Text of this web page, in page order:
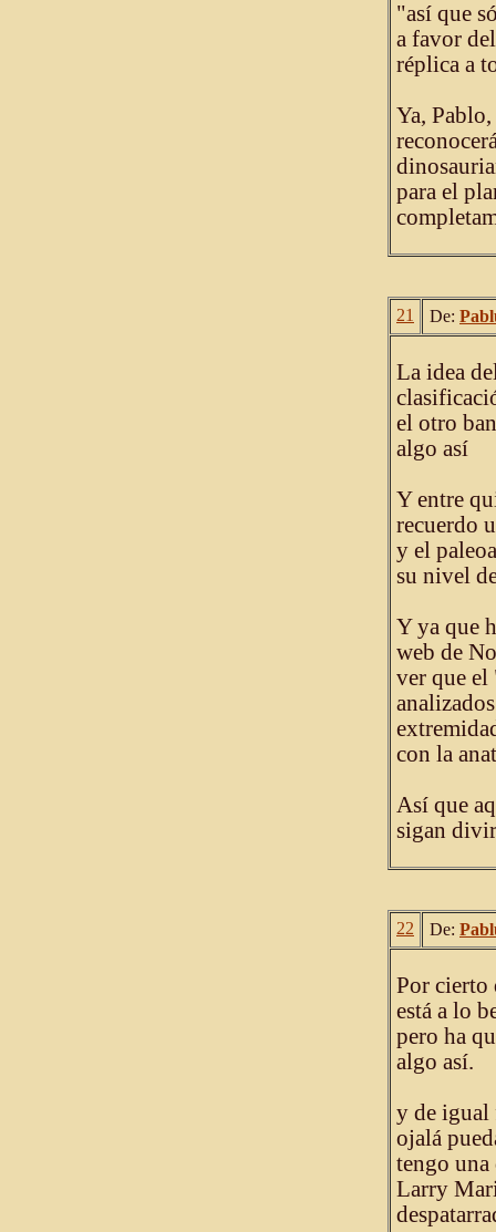
"así que
a favor
réplica a
Ya,
para el
21 De:
La idea
el otro
algo así
Y entre
recuerdo
y el
su nivel
Y ya que
web de
ver que
con la
Así que
sigan
22 De:
Por cierto
está a lo
pero ha
algo así.
y de igual
ojalá
tengo una
Larry